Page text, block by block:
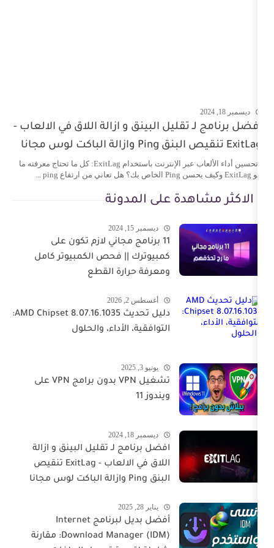
تقليل البينق و ازالة اللاق في الالعاب -
تحسين أداء الألعاب عبر الإنترنت باستخدام ExitLag: كل ما تحتاج معرفته ما
على المدونة
ديسمبر 15, 2024
11 برنامج مجاني لازم تكون على
كمبيوترك || فحص الكمبيوتر كامل
ومعرفة حرارة القطع
أغسطس 2, 2026
دليل تحديث AMD Chipset 8.07.16.1035:
التوافقية، الأداء، والحلول
يونيو 3, 2025
تشغيل VPN بدون برامج VPN على
ويندوز 11
افضل برنامج لـ تقليل البينق و ازالة
اللاق في الالعاب - ExitLag تنقيص
البنق Ping وازالة الباكت لوس مجانا
يناير 28, 2025
أفضل بديل لبرنامج Internet
Download Manager (IDM): مقارنة